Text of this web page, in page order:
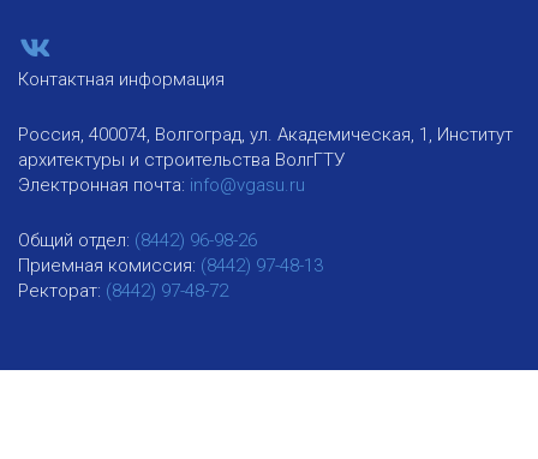
Контактная информация
Россия, 400074, Волгоград, ул. Академическая, 1, Институт
архитектуры и строительства ВолгГТУ
Электронная почта: info@vgasu.ru
Общий отдел: (8442) 96-98-26
Приемная комиссия: (8442) 97-48-13
Ректорат: (8442) 97-48-72